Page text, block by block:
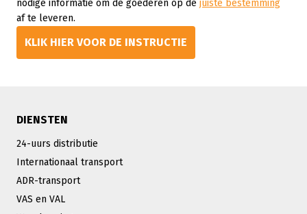
nodige informatie om de goederen op de juiste bestemming
af te leveren.
KLIK HIER VOOR DE INSTRUCTIE
DIENSTEN
24-uurs distributie
Internationaal transport
ADR-transport
VAS en VAL